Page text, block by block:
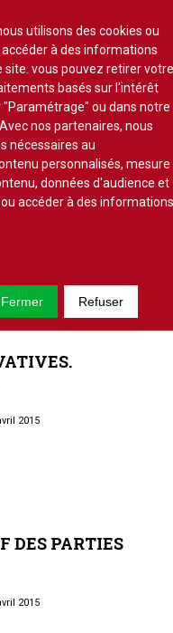
PRIVATIVES
2015
DES PARTIES
2015
utilisons des cookies ou
à des informations
site. vous pouvez retirer
basés sur l'intérêt
ou dans notre
nos partenaires, nous
nécessaires au
personnalisés, mesure
données d'audience et
accéder à des
Refuser